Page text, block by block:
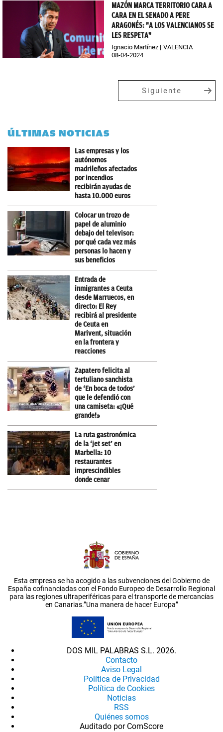
MAZÓN MARCA TERRITORIO CARA A
CARA EN EL SENADO A PERE
ARAGONÉS: "A LOS VALENCIANOS SE
LES RESPETA"
Ignacio Martínez
VALENCIA
08-04-2024
Siguiente
ÚLTIMAS NOTICIAS
Las empresas y los
autónomos
madrileños afectados
por incendios
recibirán ayudas de
hasta 10.000 euros
Colocar un trozo de
papel de aluminio
debajo del televisor:
por qué cada vez más
personas lo hacen y
sus beneficios
Entrada de
inmigrantes a Ceuta
desde Marruecos, en
directo: El Rey
recibirá al presidente
de Ceuta en
Marivent, situación
en la frontera y
reacciones
Zapatero felicita al
tertuliano sanchista
de ‘En boca de todos’
que le defendió con
una camiseta: «¡Qué
grande!»
La ruta gastronómica
de la ‘jet set’ en
Marbella: 10
restaurantes
imprescindibles
donde cenar
Esta empresa se ha acogido a las subvenciones del Gobierno de
España cofinanciadas con el Fondo Europeo de Desarrollo Regional
para las regiones ultraperiféricas para el transporte de mercancías
en Canarias.”Una manera de hacer Europa”
DOS MIL PALABRAS S.L. 2026.
Contacto
Aviso Legal
Política de Privacidad
Política de Cookies
Noticias
RSS
Quiénes somos
Auditado por ComScore